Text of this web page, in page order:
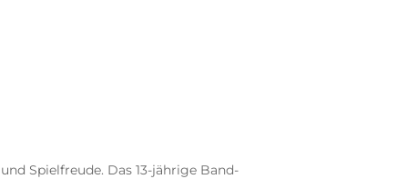
Spielfreude. Das 13-jährige Band-